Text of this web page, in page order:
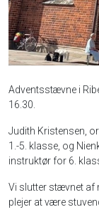
Adventsstævne i
16.30.
Judith Kristensen,
1.-5. klasse, og
instruktør for 6.
Vi slutter stævnet af
plejer at være